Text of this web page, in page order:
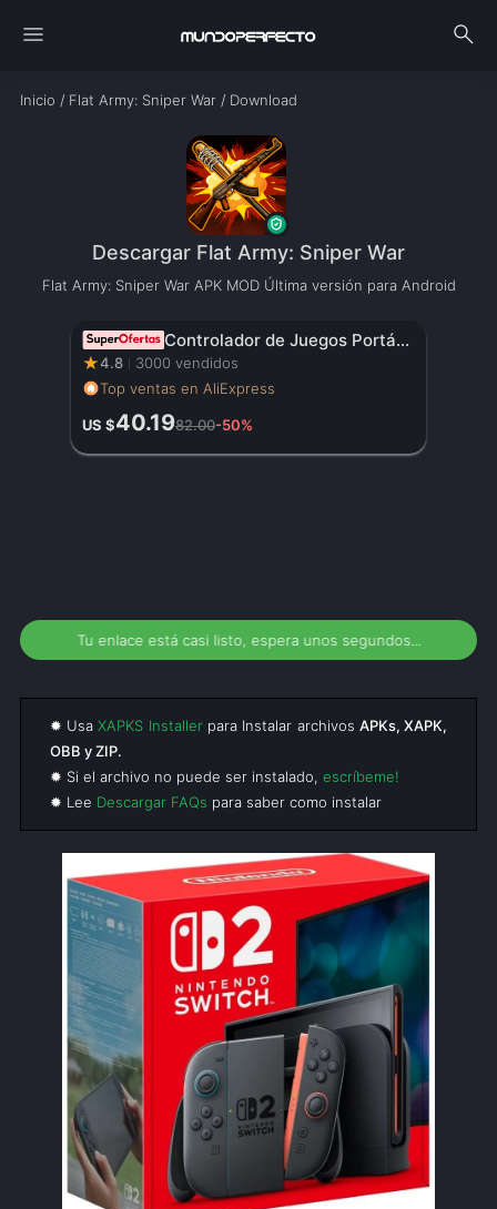
menu search
Inicio / Flat Army: Sniper War/ Download
Descargar Flat Army: Sniper War
Flat Army: Sniper War APK MOD Última versión para Android
Controlador de Juegos Portátil Original con Pantalla HD de 3.5 Pulgadas, Batería Recargable – Regalo de Navidad Perfecto para Gamers
★4.8
3000 vendidos
Top ventas en AliExpress
US $40.1982.00-50%
Tu enlace está casi listo, espera unos segundos...
✹ UsaXAPKS Installerpara Instalar archivos APKs, XAPK,
OBB y ZIP.
✹ Si el archivo no puede ser instalado, escríbeme!
✹ Lee Descargar FAQs para saber como instalar